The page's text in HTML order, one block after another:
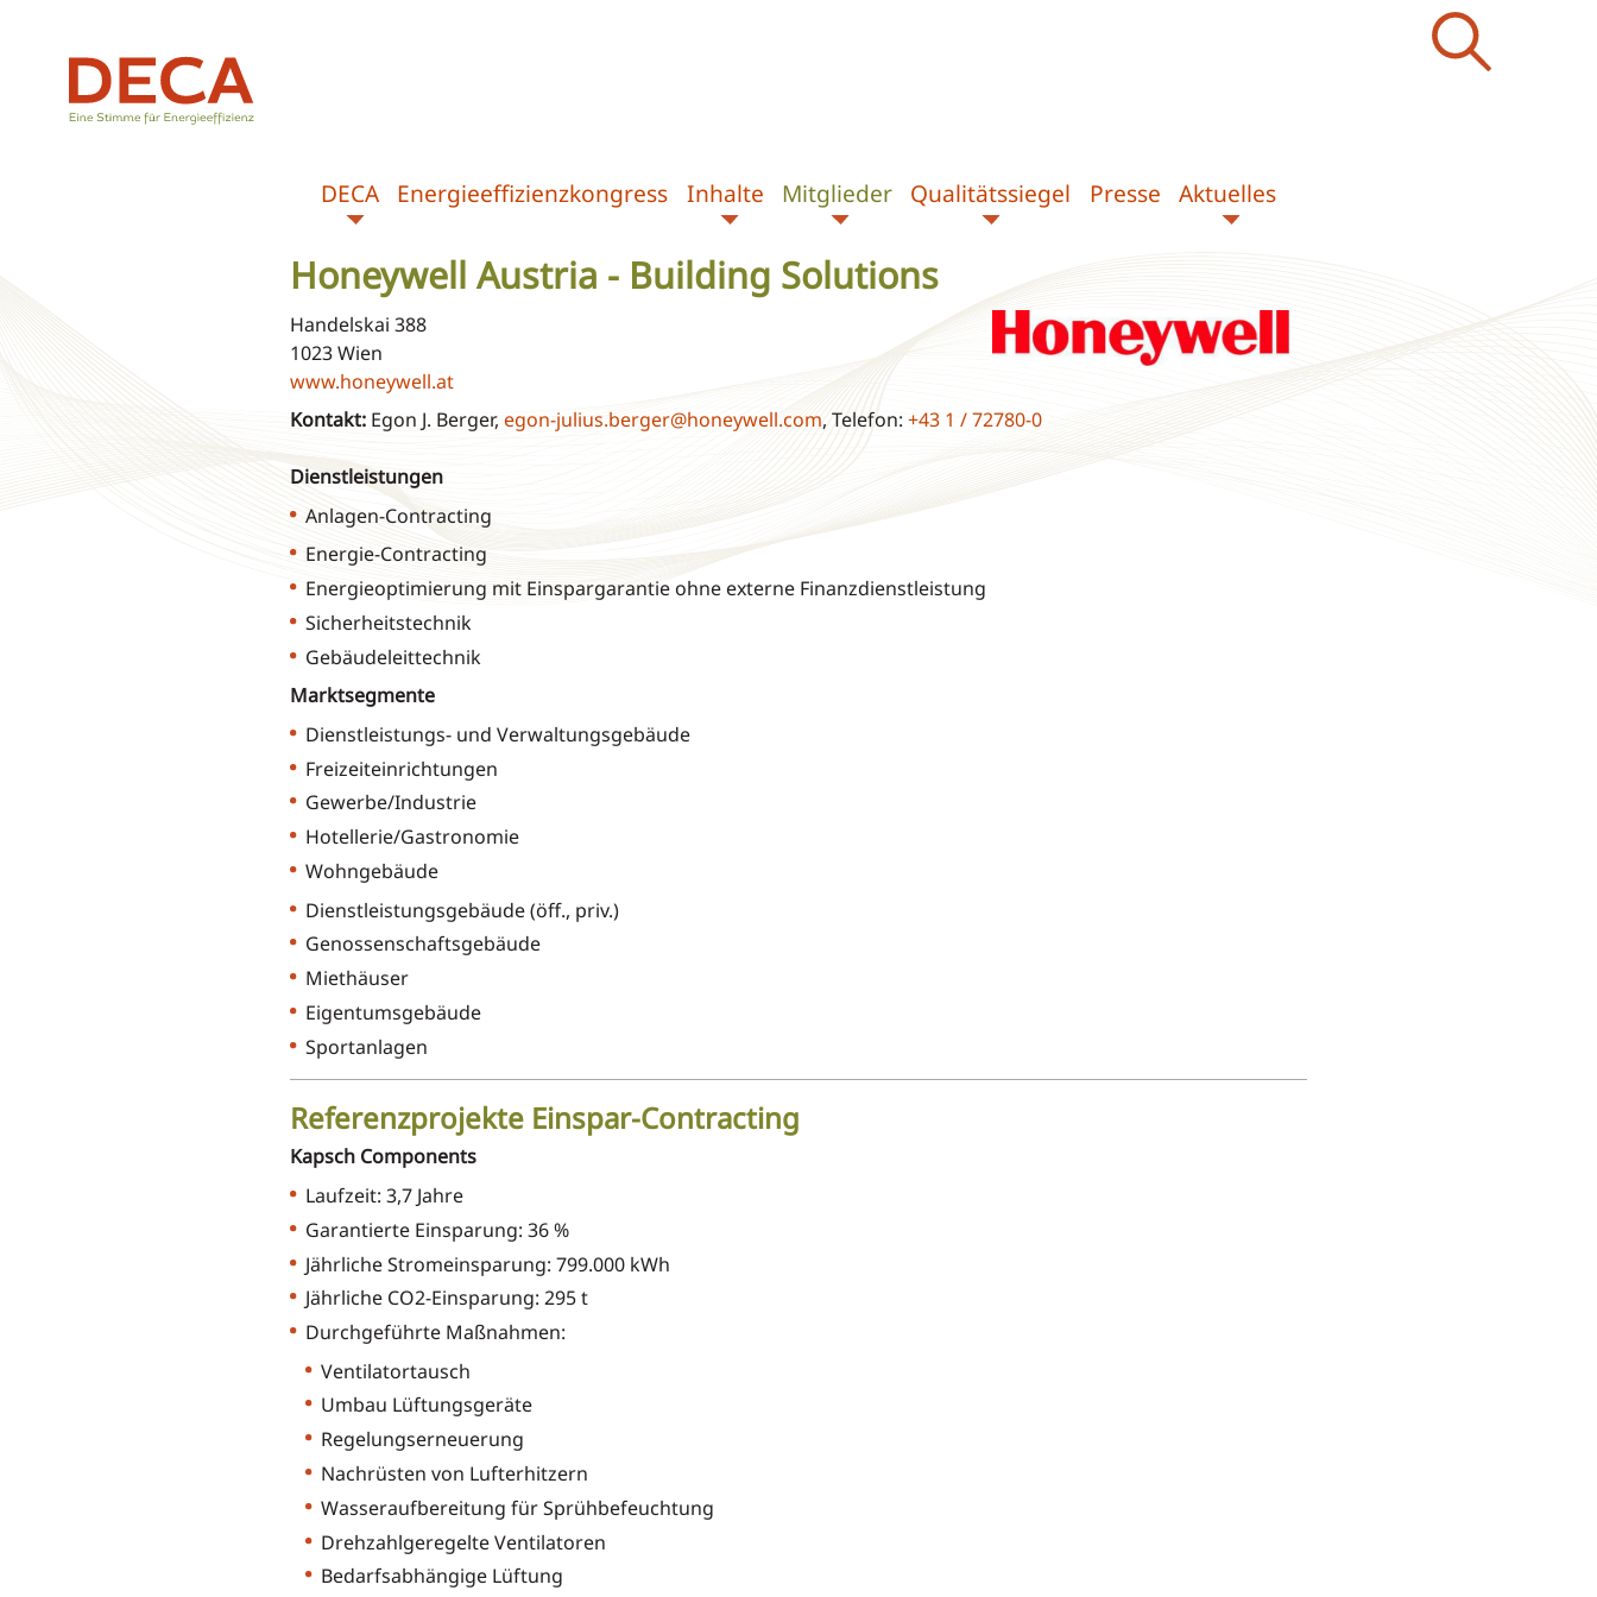
DECA Energieeffizienzkongress Inhalte Mitglieder Qualitätssiegel Presse Aktuelles
Honeywell Austria - Building Solutions
Handelskai 388
1023 Wien
www.honeywell.at
Kontakt:Egon J. Berger, egon-julius.berger@honeywell.com, Telefon: +43 1 / 72780-0
Dienstleistungen
Anlagen-Contracting
Energie-Contracting
Energieoptimierung mit Einspargarantie ohne externe Finanzdienstleistung
Sicherheitstechnik
Gebäudeleittechnik
Marktsegmente
Dienstleistungs- und Verwaltungsgebäude
Freizeiteinrichtungen
Gewerbe/Industrie
Hotellerie/Gastronomie
Wohngebäude
Dienstleistungsgebäude (öff., priv.)
Genossenschaftsgebäude
Miethäuser
Eigentumsgebäude
Sportanlagen
Referenzprojekte Einspar-Contracting
Kapsch Components
Laufzeit: 3,7 Jahre
Garantierte Einsparung: 36 %
Jährliche Stromeinsparung: 799.000 kWh
Jährliche CO2-Einsparung: 295 t
Durchgeführte Maßnahmen:
Ventilatortausch
Umbau Lüftungsgeräte
Regelungserneuerung
Nachrüsten von Lufterhitzern
Wasseraufbereitung für Sprühbefeuchtung
Drehzahlgeregelte Ventilatoren
Bedarfsabhängige Lüftung